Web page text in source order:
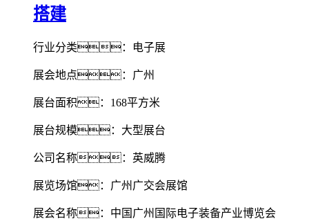
搭建
行业分类：电子展
展会地点：广州
展台面积：168平方米
展台规模：大型展台
公司名称：英威腾
展览场馆：广州广交会展馆
展会名称：中国广州国际电子装备产业博览会